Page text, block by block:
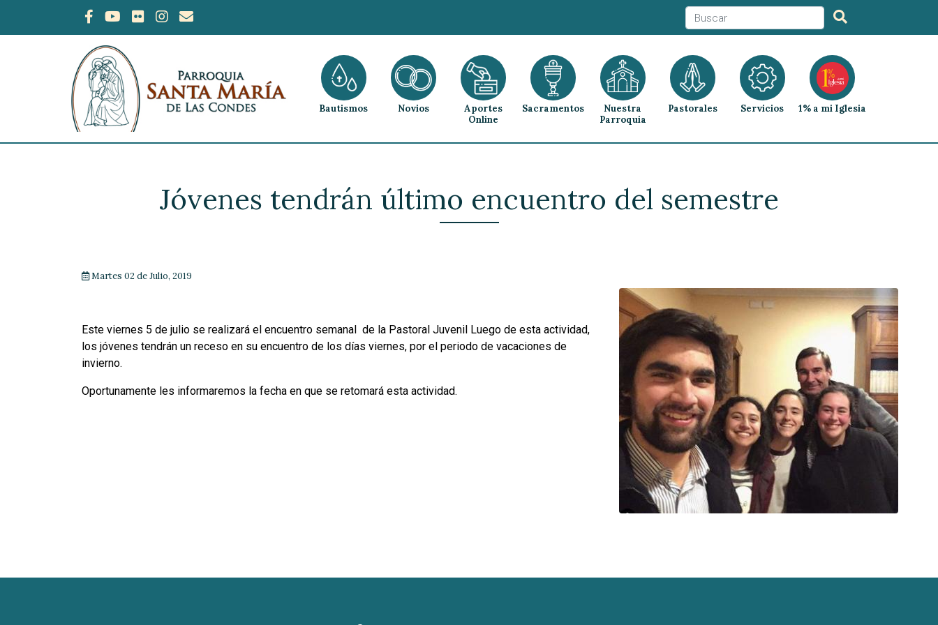
Bautismos Novios
Aportes
Online
Sacramentos
Nuestra
Parroquia
Pastorales Servicios 1% a mi Iglesia
Jóvenes tendrán último encuentro del semestre
Martes 02 de Julio, 2019
Este viernes 5 de julio se realizará el encuentro semanal de la Pastoral Juvenil Luego de esta actividad,
los jóvenes tendrán un receso en su encuentro de los días viernes, por el periodo de vacaciones de
invierno.
Oportunamente les informaremos la fecha en que se retomará esta actividad.